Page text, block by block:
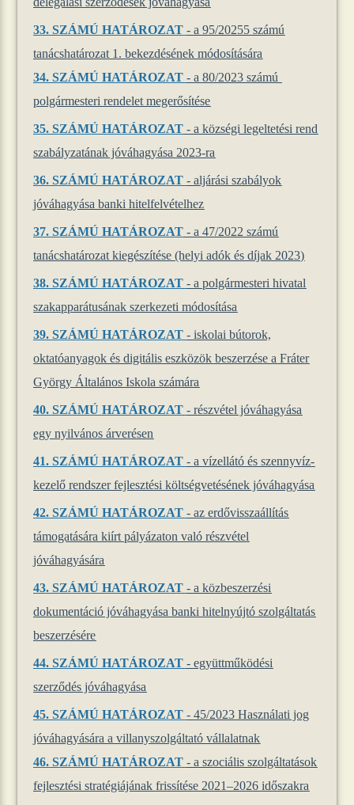
33.SZÁMÚ HATÁROZAT- a 95/20255 számú
tanácshatározat 1. bekezdésének módosítására
34.SZÁMÚ HATÁROZAT - a 80/2023 számú
polgármesteri rendelet megerősítése
35.SZÁMÚ HATÁROZAT - a községi legeltetési rend
szabályzatának jóváhagyása 2023-ra
36.SZÁMÚ HATÁROZAT - aljárási szabályok
jóváhagyása banki hitelfelvételhez
37.SZÁMÚ HATÁROZAT - a 47/2022 számú
tanácshatározat kiegészítése (helyi adók és díjak 2023)
38.SZÁMÚ HATÁROZAT - a polgármesteri hivatal
szakapparátusának szerkezeti módosítása
39.SZÁMÚ HATÁROZAT - iskolai bútorok,
oktatóanyagok és digitális eszközök beszerzése a Fráter
György Általános Iskola számára
40.SZÁMÚ HATÁROZAT - részvétel jóváhagyása
egy nyilvános árverésen
41.SZÁMÚ HATÁROZAT - a vízellátó és szennyvíz-
kezelő rendszer fejlesztési költségvetésének jóváhagyása
42.SZÁMÚ HATÁROZAT - az erdővisszaállítás
támogatására kiírt pályázaton való részvétel
jóváhagyására
43.SZÁMÚ HATÁROZAT - a közbeszerzési
dokumentáció jóváhagyása banki hitelnyújtó szolgáltatás
beszerzésére
44.SZÁMÚ HATÁROZAT - együttműködési
szerződés jóváhagyása
45.SZÁMÚ HATÁROZAT- 45/2023 Használati jog
jóváhagyására a villanyszolgáltató vállalatnak
46.SZÁMÚ HATÁROZAT - a szociális szolgáltatások
fejlesztési stratégiájának frissítése 2021–2026 időszakra